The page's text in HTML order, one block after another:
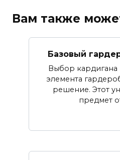
Вам также
Базовый
Выбор кардигана
элемента
решение. Этот
предмет